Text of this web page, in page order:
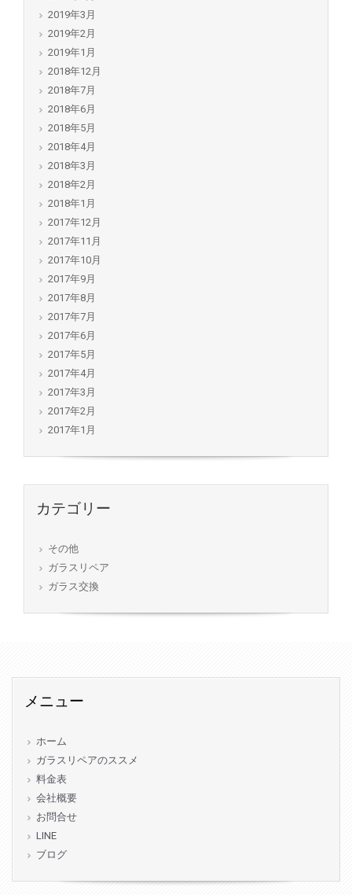
2019年3月
2019年2月
2019年1月
2018年12月
2018年7月
2018年6月
2018年5月
2018年4月
2018年3月
2018年2月
2018年1月
2017年12月
2017年11月
2017年10月
2017年9月
2017年8月
2017年7月
2017年6月
2017年5月
2017年4月
2017年3月
2017年2月
2017年1月
カテゴリー
その他
ガラスリペア
ガラス交換
メニュー
ホーム
ガラスリペアのススメ
料金表
会社概要
お問合せ
LINE
ブログ